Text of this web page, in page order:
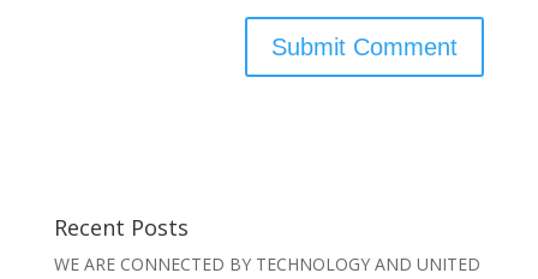
Recent Posts
WE ARE CONNECTED BY TECHNOLOGY AND UNITED